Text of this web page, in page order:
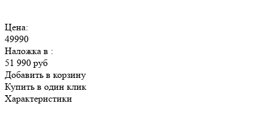
Цена:
49990
Наложка в :
51 990 руб
Добавить в корзину
Купить в один клик
Характеристики